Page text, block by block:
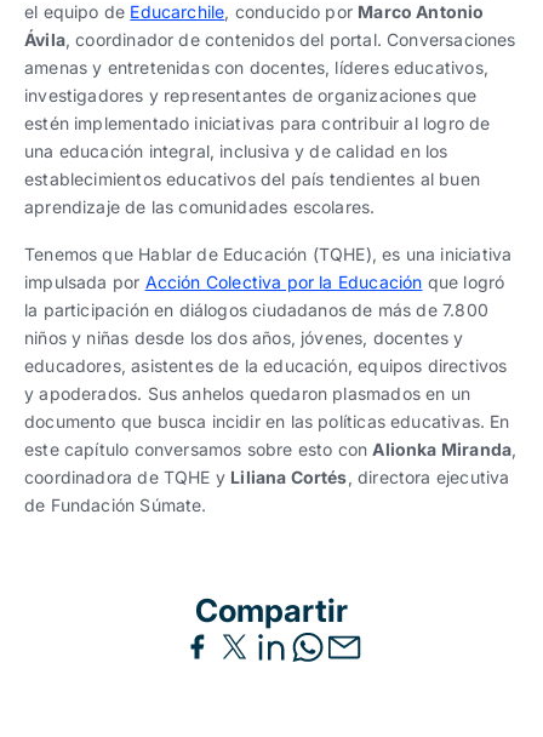
el equipo de Educarchile, conducido por Marco Antonio
Ávila, coordinador de contenidos del portal. Conversaciones
amenas y entretenidas con docentes, líderes educativos,
investigadores y representantes de organizaciones que
estén implementado iniciativas para contribuir al logro de
una educación integral, inclusiva y de calidad en los
establecimientos educativos del país tendientes al buen
aprendizaje de las comunidades escolares.
Tenemos que Hablar de Educación (TQHE), es una iniciativa
impulsada por Acción Colectiva por la Educación que logró
la participación en diálogos ciudadanos de más de 7.800
niños y niñas desde los dos años, jóvenes, docentes y
educadores, asistentes de la educación, equipos directivos
y apoderados. Sus anhelos quedaron plasmados en un
documento que busca incidir en las políticas educativas. En
este capítulo conversamos sobre esto conAlionka Miranda,
coordinadora de TQHE y Liliana Cortés, directora ejecutiva
de Fundación Súmate.
Compartir